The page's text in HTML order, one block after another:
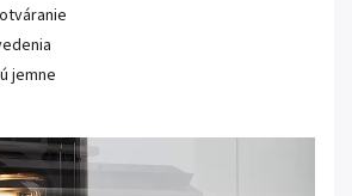
jemne